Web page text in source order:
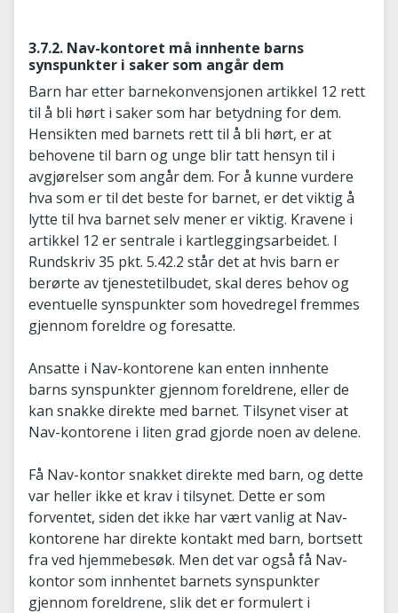
3.7.2. Nav-kontoret må innhente barns
synspunkter i saker som angår dem
Barn har etter barnekonvensjonen artikkel 12 rett
til å bli hørt i saker som har betydning for dem.
Hensikten med barnets rett til å bli hørt, er at
behovene til barn og unge blir tatt hensyn til i
avgjørelser som angår dem. For å kunne vurdere
hva som er til det beste for barnet, er det viktig å
lytte til hva barnet selv mener er viktig. Kravene i
artikkel 12 er sentrale i kartleggingsarbeidet. I
Rundskriv 35 pkt. 5.42.2 står det at hvis barn er
berørte av tjenestetilbudet, skal deres behov og
eventuelle synspunkter som hovedregel fremmes
gjennom foreldre og foresatte.
Ansatte i Nav-kontorene kan enten innhente
barns synspunkter gjennom foreldrene, eller de
kan snakke direkte med barnet. Tilsynet viser at
Nav-kontorene i liten grad gjorde noen av delene.
Få Nav-kontor snakket direkte med barn, og dette
var heller ikke et krav i tilsynet. Dette er som
forventet, siden det ikke har vært vanlig at Nav-
kontorene har direkte kontakt med barn, bortsett
fra ved hjemmebesøk. Men det var også få Nav-
kontor som innhentet barnets synspunkter
gjennom foreldrene, slik det er formulert i